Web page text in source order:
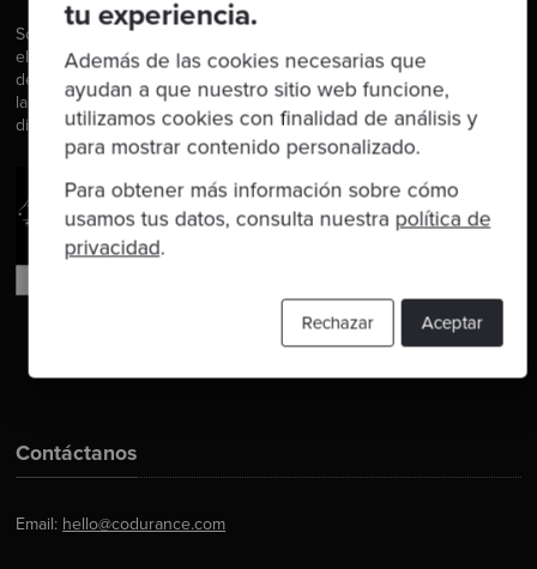
tu experiencia.
Además de las cookies necesarias que
ayudan a que nuestro sitio web funcione,
utilizamos cookies con finalidad de análisis y
para mostrar contenido personalizado.
Para obtener más información sobre cómo
usamos tus datos, consulta nuestra política de
privacidad.
Aceptar
Rechazar
Somos Software Craftspeople. Construimos software bien
elaborado para nuestros clientes, ayudamos a los/as
desarrolladores/as a mejorar en su oficio a través de la formación,
la orientación y la tutoría. Ayudamos a las empresas a mejorar en la
distribución de software.
Contáctanos
Email: hello@codurance.com